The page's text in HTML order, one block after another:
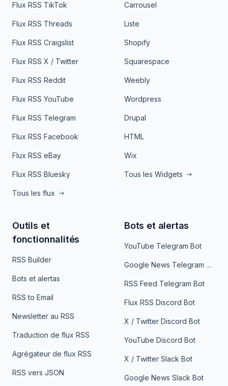
Flux RSS TikTok
Flux RSS Threads
Flux RSS Craigslist
Flux RSS X / Twitter
Flux RSS Reddit
Flux RSS YouTube
Flux RSS Telegram
Flux RSS Facebook
Flux RSS eBay
Flux RSS Bluesky
Tous les flux
Carrousel
Liste
Shopify
Squarespace
Weebly
Wordpress
Drupal
HTML
Wix
Tous les Widgets
Outils et
fonctionnalités
RSS Builder
Bots et alertas
RSS to Email
Newsletter au RSS
Traduction de flux RSS
Agrégateur de flux RSS
RSS vers JSON
Bots et alertas
YouTube Telegram Bot
Google News Telegram Bot
RSS Feed Telegram Bot
Flux RSS Discord Bot
X / Twitter Discord Bot
YouTube Discord Bot
X / Twitter Slack Bot
Google News Slack Bot